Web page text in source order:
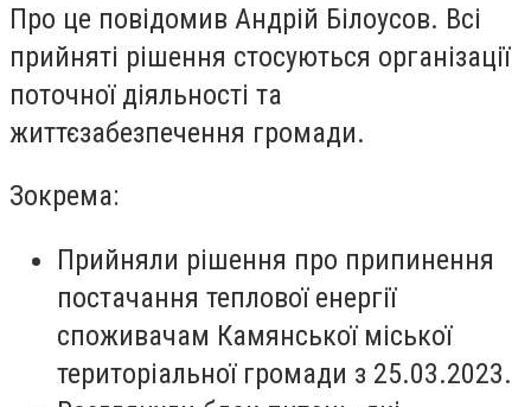
Про це повідомив Андрій Білоусов. Всі
прийняті рішення стосуються організації
поточної діяльності та
життєзабезпечення громади.
Зокрема:
Прийняли рішення про припинення
постачання теплової енергії
споживачам Камянської міської
територіальної громади з 25.03.2023.